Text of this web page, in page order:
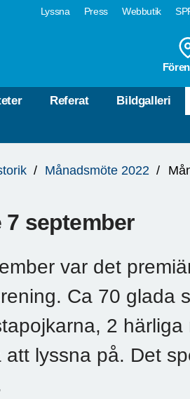
Lyssna Press Webbutik
Referat Bildgalleri
Månadsmöte 2022
7 september
var det
Ca 70 glada
2
att lyssna på. Det